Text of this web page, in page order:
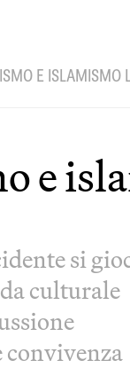
E ISLAMISMO
e
si
culturale